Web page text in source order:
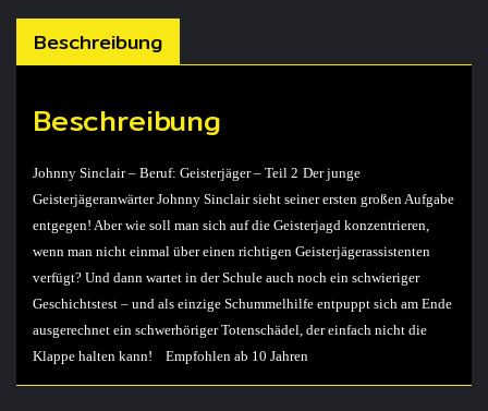
Beschreibung
Beschreibung
Johnny Sinclair – Beruf: Geisterjäger – Teil 2 Der junge
Geisterjägeranwärter Johnny Sinclair sieht seiner ersten großen Aufgabe
entgegen! Aber wie soll man sich auf die Geisterjagd konzentrieren,
wenn man nicht einmal über einen richtigen Geisterjägerassistenten
verfügt? Und dann wartet in der Schule auch noch ein schwieriger
Geschichtstest – und als einzige Schummelhilfe entpuppt sich am Ende
ausgerechnet ein schwerhöriger Totenschädel, der einfach nicht die
Klappe halten kann!
Empfohlen ab 10 Jahren